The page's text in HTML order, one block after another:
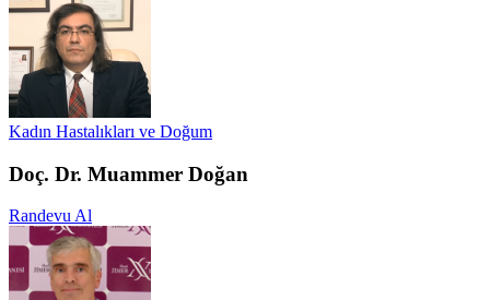
Kadın Hastalıkları ve Doğum
Doç. Dr. Muammer Doğan
Randevu Al